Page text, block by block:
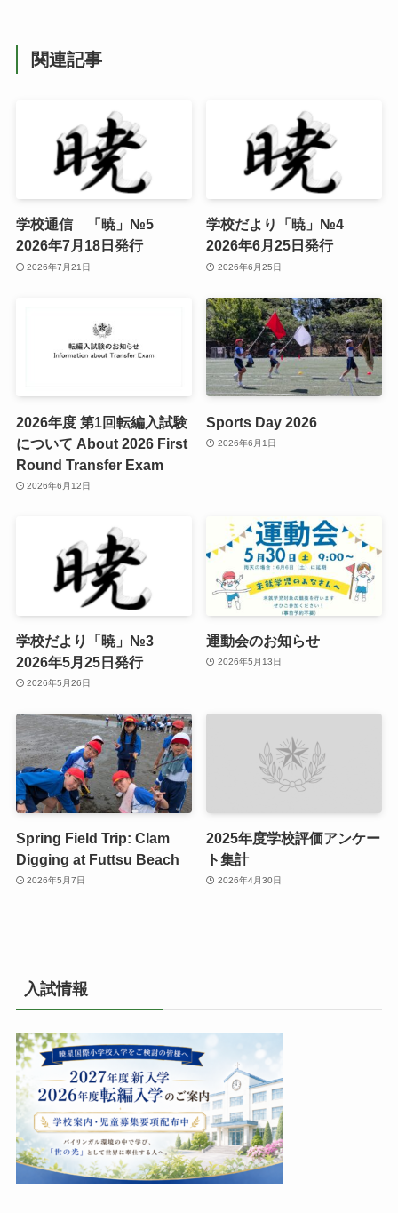
関連記事
学校通信 「暁」№5
2026年7月18日発行
2026年7月21日
学校だより「暁」№4
2026年6月25日発行
2026年6月25日
2026年度 第1回転編入試験
について About 2026 First
Round Transfer Exam
2026年6月12日
Sports Day 2026
2026年6月1日
学校だより「暁」№3
2026年5月25日発行
2026年5月26日
運動会のお知らせ
2026年5月13日
Spring Field Trip: Clam
Digging at Futtsu Beach
2026年5月7日
2025年度学校評価アンケー
ト集計
2026年4月30日
入試情報